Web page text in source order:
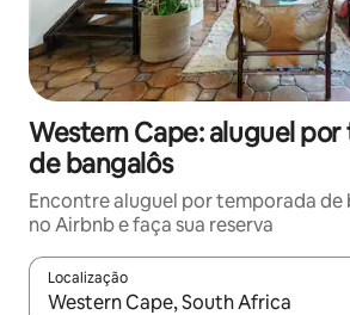
Western Cape: aluguel
de bangalôs
Encontre aluguel por temporada de
no Airbnb e faça sua reserva
Localização
Quando os resultados estiverem